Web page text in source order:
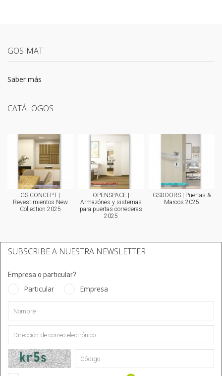
GOSIMAT
Saber más
CATÁLOGOS
GS CONCEPT |
Revestimientos New
Collection 2025
OPENSPACE |
Armazónes y sistemas
para puertas correderas
2025
GSDOORS | Puertas &
Marcos 2025
SUBSCRIBE A NUESTRA NEWSLETTER
Empresa o particular?
Particular Empresa